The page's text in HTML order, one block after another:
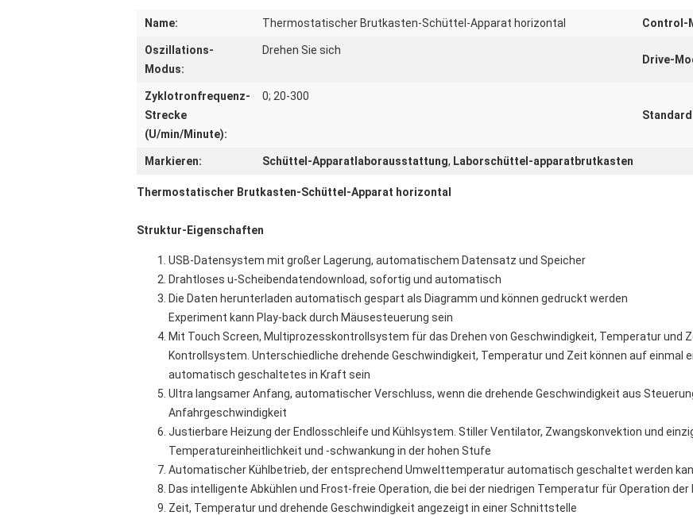
Name: Thermostatischer Brutkasten-Schüttel-Apparat horizontal Control-
Oszillations-
Modus:
Drehen Sie sich
Drive-
Zyklotronfrequenz-
Strecke
(U/min/Minute):
0; 20-300
Markieren: Schüttel-Apparatlaborausstattung, Laborschüttel-apparatbrutkasten
Thermostatischer Brutkasten-Schüttel-Apparat horizontal
Struktur-Eigenschaften
USB-Datensystem mit großer Lagerung, automatischem Datensatz und Speicher
Drahtloses u-Scheibendatendownload, sofortig und automatisch
Die Daten herunterladen automatisch gespart als Diagramm und können gedruckt werden
Experiment kann Play-back durch Mäusesteuerung sein
Mit Touch Screen, Multiprozesskontrollsystem für das Drehen von Geschwindigkeit, Temperatur und
Kontrollsystem. Unterschiedliche drehende Geschwindigkeit, Temperatur und Zeit können auf einmal
automatisch geschaltetes in Kraft sein
Ultra langsamer Anfang, automatischer Verschluss, wenn die drehende Geschwindigkeit aus
Anfahrgeschwindigkeit
Justierbare Heizung der Endlosschleife und Kühlsystem. Stiller Ventilator, Zwangskonvektion und
Temperatureinheitlichkeit und -schwankung in der hohen Stufe
Automatischer Kühlbetrieb, der entsprechend Umwelttemperatur automatisch geschaltet werden
Das intelligente Abkühlen und Frost-freie Operation, die bei der niedrigen Temperatur für Operation
Zeit, Temperatur und drehende Geschwindigkeit angezeigt in einer Schnittstelle